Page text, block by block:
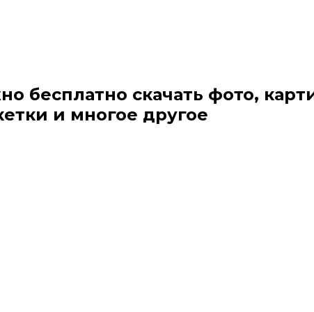
бесплатно скачать фото,
и многое другое